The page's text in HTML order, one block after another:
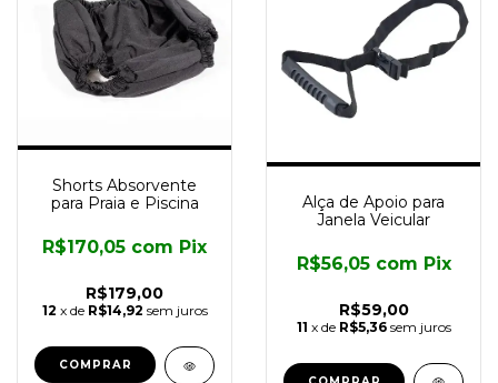
Shorts Absorvente
para Praia e Piscina
R$179,00
R$170,05 com Pix
12 x de R$14,92 sem juros
COMPRAR
Alça de Apoio para
Janela Veicular
R$59,00
R$56,05 com Pix
11 x de R$5,36 sem juros